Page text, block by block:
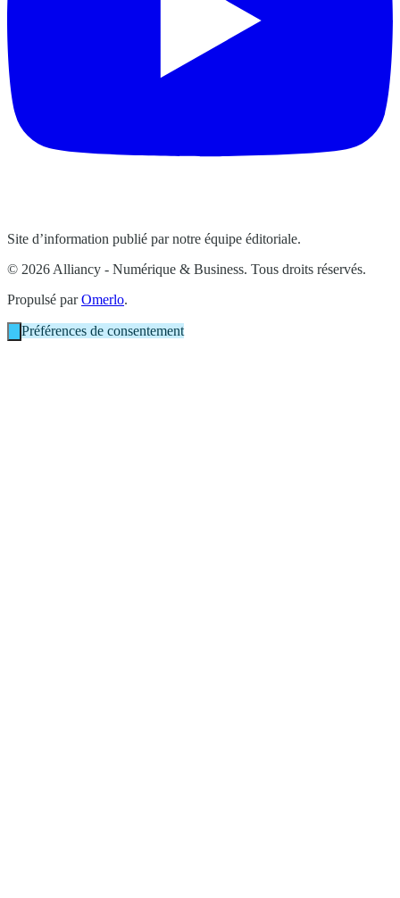
Site d’information publié par notre équipe éditoriale.
© 2026 Alliancy - Numérique & Business. Tous droits réservés.
Propulsé parOmerlo.
Préférences de consentement